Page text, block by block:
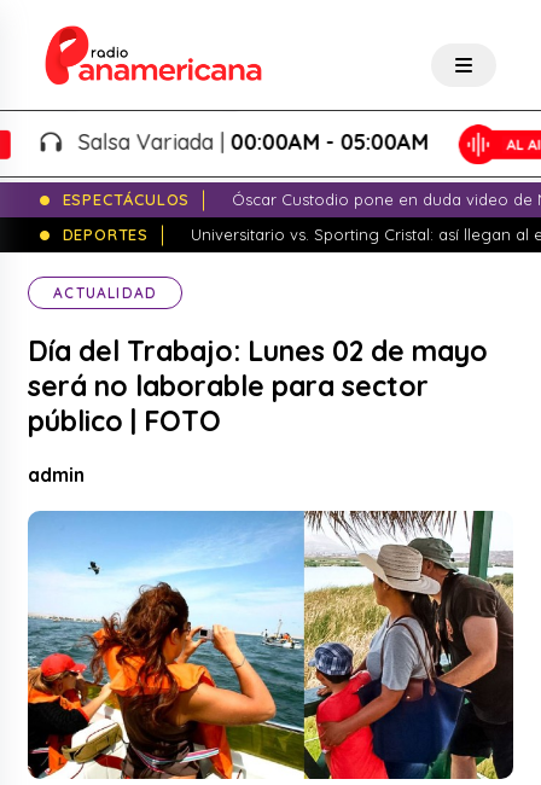
Salsa Variada |00:00AM - 05:00AM
ESPECTÁCULOS
Óscar Custodio pone en duda video de
DEPORTES
Universitario vs. Sporting Cristal: así llegan al
ACTUALIDAD
Día del Trabajo: Lunes 02 de mayo
será no laborable para sector
público | FOTO
admin